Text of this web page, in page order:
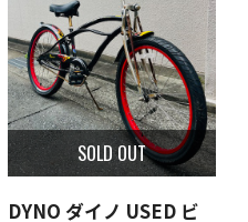
SOLD OUT
DYNO ダイノ USED ビ